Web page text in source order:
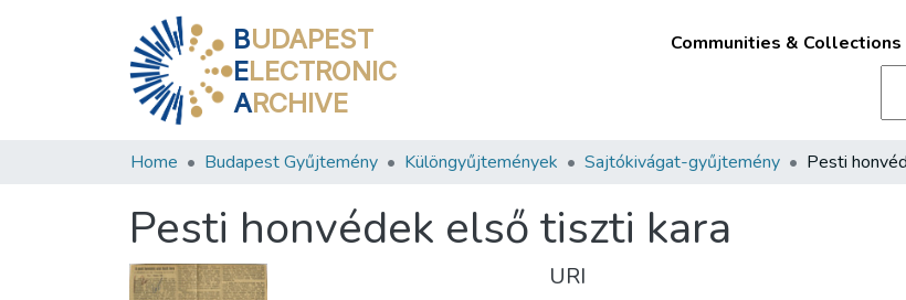
BUDAPEST
ELECTRONIC
ARCHIVE
Communities & Collections
Home Budapest Gyűjtemény Különgyűjtemények Sajtókivágat-gyűjtemény
Pesti honvédek első tiszti kara
URI